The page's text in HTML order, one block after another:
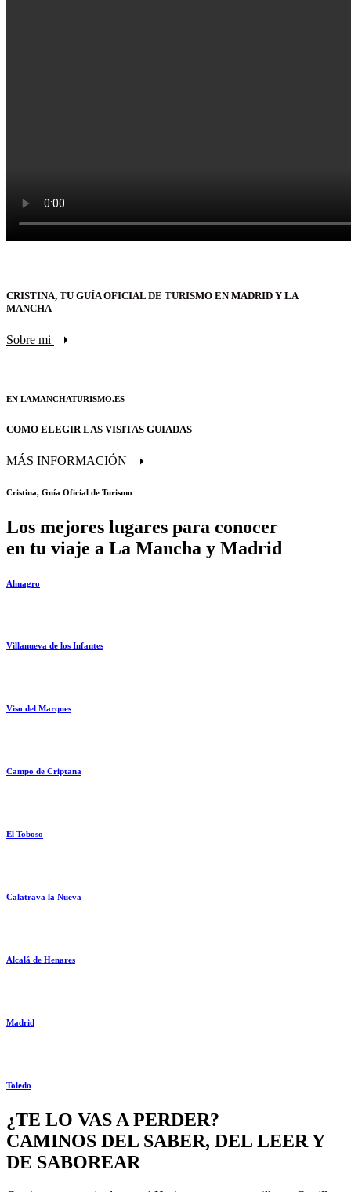
CRISTINA, TU GUÍA OFICIAL DE TURISMO EN MADRID Y LA
MANCHA
Sobre mi
EN LAMANCHATURISMO.ES
COMO ELEGIR LAS VISITAS GUIADAS
MÁS INFORMACIÓN
Cristina, Guía Oficial de Turismo
Los mejores lugares para conocer
en tu viaje a La Mancha y Madrid
Almagro
Villanueva de los Infantes
Viso del Marques
Campo de Criptana
El Toboso
Calatrava la Nueva
Alcalá de Henares
Madrid
Toledo
¿TE LO VAS A PERDER?
CAMINOS DEL SABER, DEL LEER Y
DE SABOREAR